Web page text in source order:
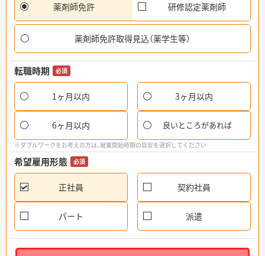
薬剤師免許 研修認定薬剤師
薬剤師免許取得見込（薬学生等）
転職時期 必須
1ヶ月以内 3ヶ月以内
6ヶ月以内 良いところがあれば
※ダブルワークをお考えの方は、就業開始時期の目安を選択してください
希望雇用形態 必須
正社員 契約社員
パート 派遣